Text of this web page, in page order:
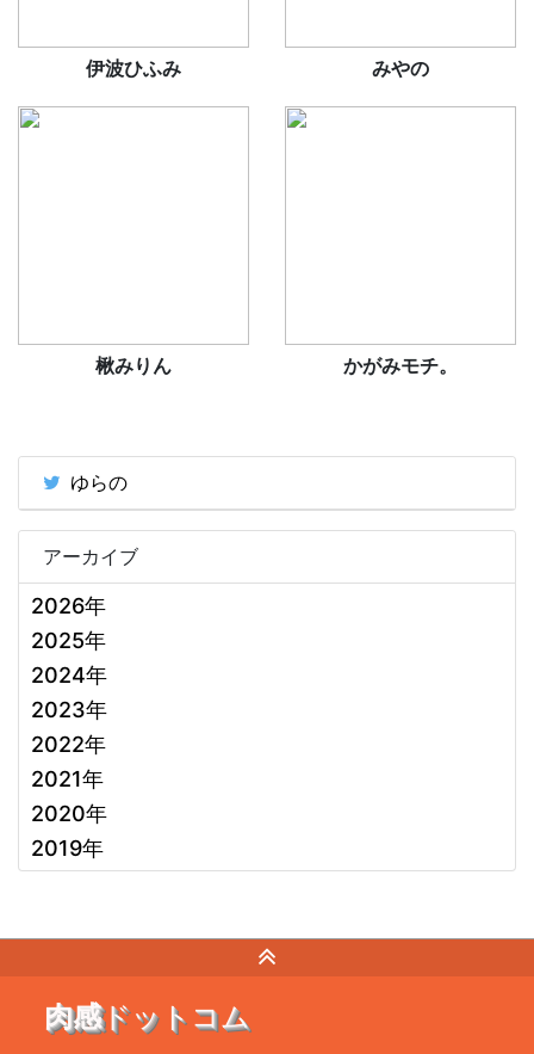
伊波ひふみ みやの
楸みりん かがみモチ。
ゆらの
アーカイブ
2026年
2025年
2024年
2023年
2022年
2021年
2020年
2019年
肉感ドットコム